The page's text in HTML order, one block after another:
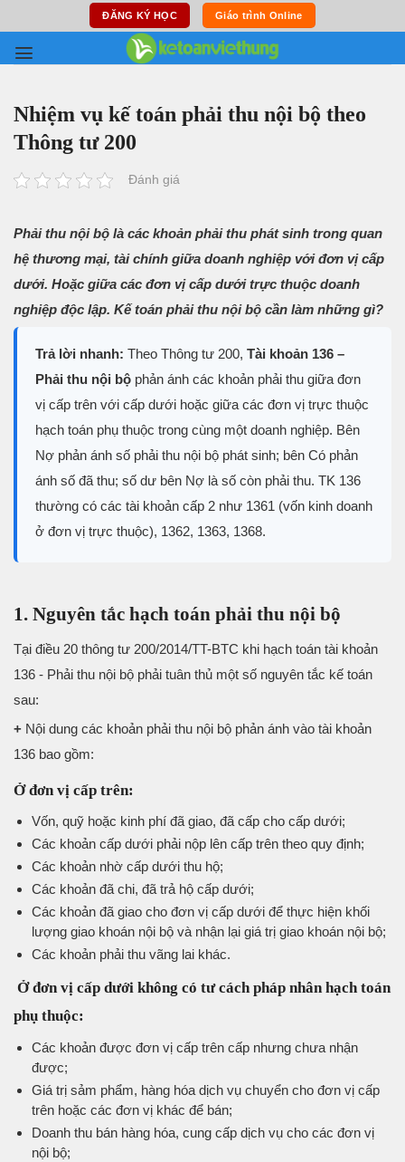
content
ĐĂNG KÝ HỌC Giáo trình Online
Nhiệm vụ kế toán phải thu nội bộ theo
Thông tư 200
Đánh giá
Phải thu nội bộ là các khoản phải thu phát sinh trong quan
hệ thương mại, tài chính giữa doanh nghiệp với đơn vị cấp
dưới. Hoặc giữa các đơn vị cấp dưới trực thuộc doanh
nghiệp độc lập. Kế toán phải thu nội bộ cần làm những gì?
Trả lời nhanh: Theo Thông tư 200, Tài khoản 136 –
Phải thu nội bộ phản ánh các khoản phải thu giữa đơn
vị cấp trên với cấp dưới hoặc giữa các đơn vị trực thuộc
hạch toán phụ thuộc trong cùng một doanh nghiệp. Bên
Nợ phản ánh số phải thu nội bộ phát sinh; bên Có phản
ánh số đã thu; số dư bên Nợ là số còn phải thu. TK 136
thường có các tài khoản cấp 2 như 1361 (vốn kinh doanh
ở đơn vị trực thuộc), 1362, 1363, 1368.
1. Nguyên tắc hạch toán phải thu nội bộ
Tại điều 20 thông tư 200/2014/TT-BTC khi hạch toán tài khoản
136 -­ Phải thu nội bộ phải tuân thủ một số nguyên tắc kế toán
sau:
+ Nội dung các khoản phải thu nội bộ phản ánh vào tài khoản
136 bao gồm:
Ở đơn vị cấp trên:
Vốn, quỹ hoặc kinh phí đã giao, đã cấp cho cấp dưới;
Các khoản cấp dưới phải nộp lên cấp trên theo quy định;
Các khoản nhờ cấp dưới thu hộ;
Các khoản đã chi, đã trả hộ cấp dưới;
Các khoản đã giao cho đơn vị cấp dưới để thực hiện khối
lượng giao khoán nội bộ và nhận lại giá trị giao khoán nội bộ;
Các khoản phải thu vãng lai khác.
Ở đơn vị cấp dưới không có tư cách pháp nhân hạch toán
phụ thuộc:
Các khoản được đơn vị cấp trên cấp nhưng chưa nhận
được;
Giá trị sảm phẩm, hàng hóa dịch vụ chuyển cho đơn vị cấp
trên hoặc các đơn vị khác để bán;
Doanh thu bán hàng hóa, cung cấp dịch vụ cho các đơn vị
nội bộ;